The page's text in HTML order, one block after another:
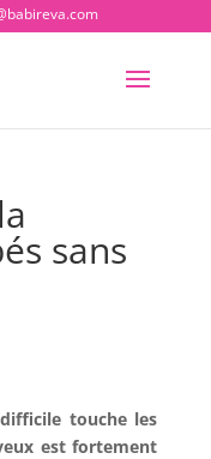
sans
touche les
est fortement